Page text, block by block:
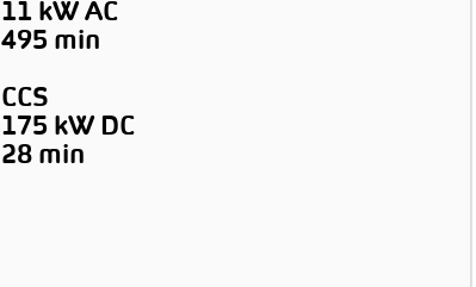
11 kW AC
495 min
CCS
175 kW DC
28 min